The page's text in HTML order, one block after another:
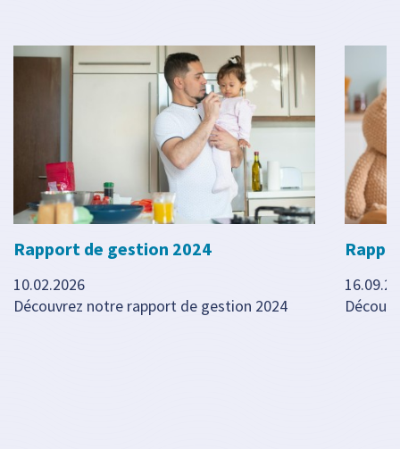
Rapport de gestion 2024
10.02.2026
Découvrez notre rapport de gestion 2024